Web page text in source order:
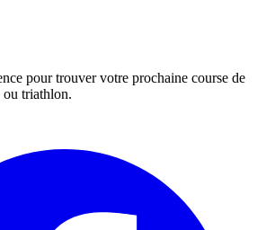
pour trouver votre prochaine course de
triathlon.